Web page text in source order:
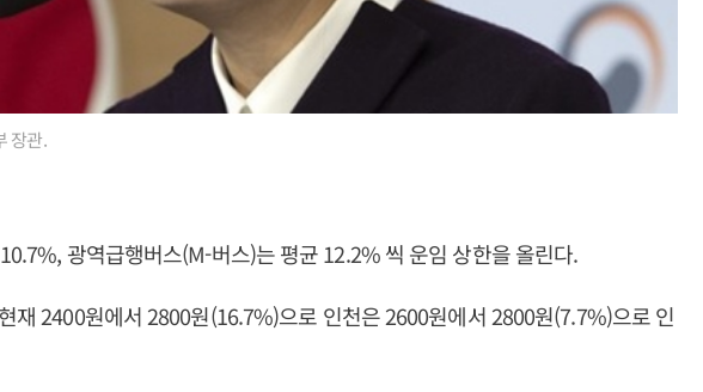
장관.
광역급행버스(M-버스)는 평균 12.2% 씩 운임 상한을 올린다.
재 2400원에서 2800원(16.7%)으로 인천은 2600원에서 2800원(7.7%)으로 인